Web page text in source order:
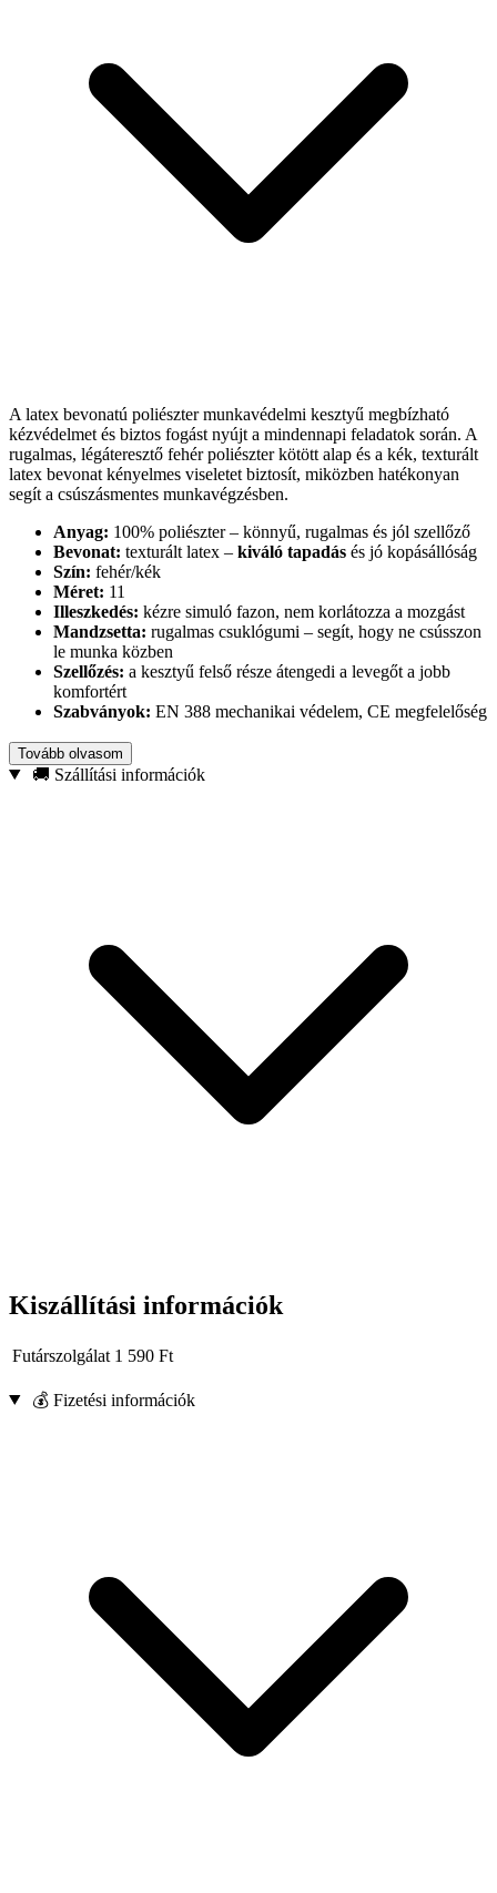
A latex bevonatú poliészter munkavédelmi kesztyű megbízható
kézvédelmet és biztos fogást nyújt a mindennapi feladatok során. A
rugalmas, légáteresztő fehér poliészter kötött alap és a kék, texturált
latex bevonat kényelmes viseletet biztosít, miközben hatékonyan
segít a csúszásmentes munkavégzésben.
Anyag: 100% poliészter – könnyű, rugalmas és jól szellőző
Bevonat: texturált latex – kiváló tapadás és jó kopásállóság
Szín: fehér/kék
Méret: 11
Illeszkedés: kézre simuló fazon, nem korlátozza a mozgást
Mandzsetta: rugalmas csuklógumi – segít, hogy ne csússzon
le munka közben
Szellőzés: a kesztyű felső része átengedi a levegőt a jobb
komfortért
Szabványok: EN 388 mechanikai védelem, CE megfelelőség
Ajánlott raktári és szállítási munkákhoz, építkezéshez és felújításhoz,
szerelési feladatokhoz, kerti és ház körüli munkákhoz.
Tovább olvasom
🚚 Szállítási információk
Kiszállítási információk
Futárszolgálat 1 590 Ft
💰 Fizetési információk